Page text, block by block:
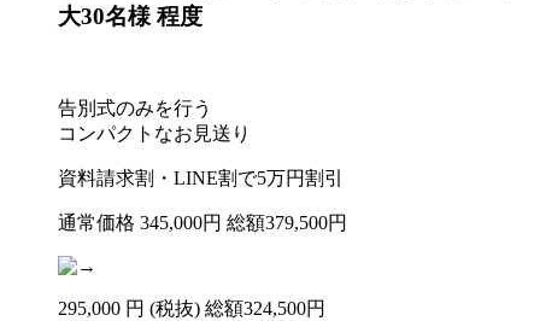
大30名様 程度
告別式のみを行う
コンパクトなお見送り
資料請求割・LINE割で5万円割引
通常価格 345,000円 総額379,500円
295,000 円 (税抜) 総額324,500円